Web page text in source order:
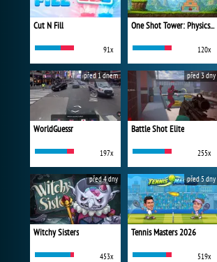
Cut N Fill
91x
One Shot Tower: Physics Destroyer
120x
WorldGuessr
197x
před 1 dnem
Battle Shot Elite
255x
před 3 dny
Witchy Sisters
453x
před 4 dny
Tennis Masters 2026
519x
před 5 dny